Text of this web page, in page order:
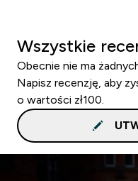
Wszystkie
Obecnie nie ma
Napisz recenzję, aby
o wartości zł100.